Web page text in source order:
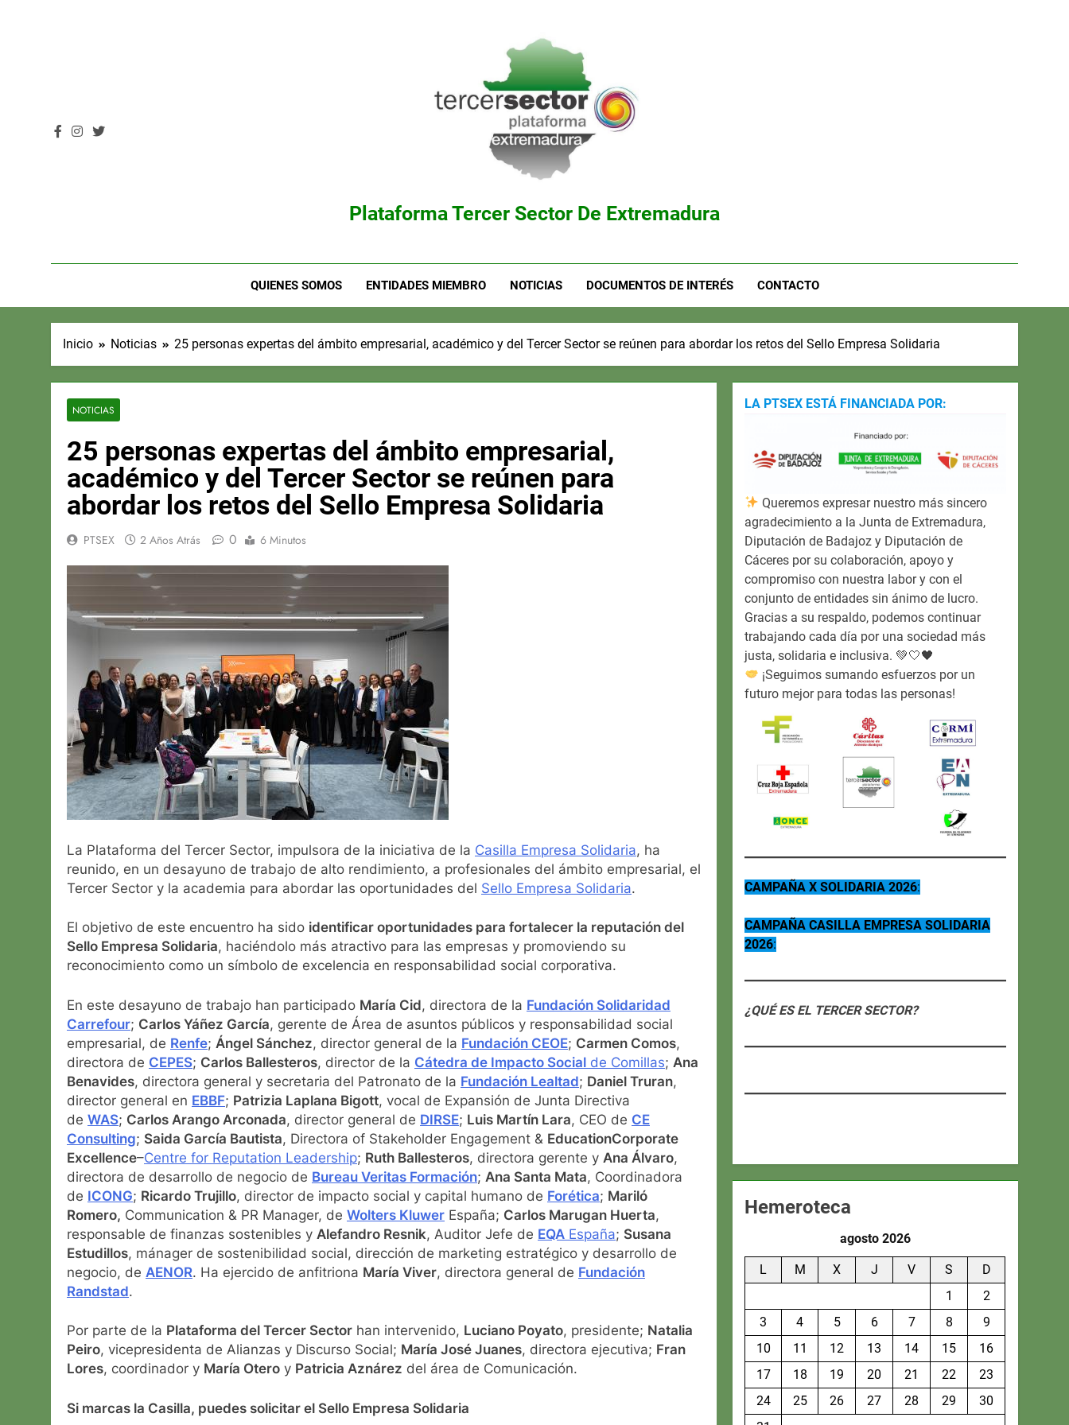
Plataforma Tercer Sector De Extremadura
QUIENES SOMOS ENTIDADES MIEMBRO NOTICIAS DOCUMENTOS DE INTERÉS CONTACTO
Inicio Noticias 25 personas expertas del ámbito empresarial, académico y del Tercer Sector se reúnen para abordar los retos del Sello Empresa Solidaria
NOTICIAS
25 personas expertas del ámbito empresarial,
académico y del Tercer Sector se reúnen para
abordar los retos del Sello Empresa Solidaria
PTSEX 2 Años Atrás 0 6 Minutos
La Plataforma del Tercer Sector, impulsora de la iniciativa de la Casilla Empresa Solidaria, ha
reunido, en un desayuno de trabajo de alto rendimiento, a profesionales del ámbito empresarial, el
Tercer Sector y la academia para abordar las oportunidades del Sello Empresa Solidaria.
El objetivo de este encuentro ha sido identificar oportunidades para fortalecer la reputación del
Sello Empresa Solidaria, haciéndolo más atractivo para las empresas y promoviendo su
reconocimiento como un símbolo de excelencia en responsabilidad social corporativa.
En este desayuno de trabajo han participado María Cid, directora de la Fundación Solidaridad
Carrefour; Carlos Yáñez García, gerente de Área de asuntos públicos y responsabilidad social
empresarial, de Renfe; Ángel Sánchez, director general de la Fundación CEOE; Carmen Comos,
directora de CEPES; Carlos Ballesteros, director de la Cátedra de Impacto Social de Comillas; Ana
Benavides, directora general y secretaria del Patronato de la Fundación Lealtad; Daniel Truran,
director general en EBBF; Patrizia Laplana Bigott, vocal de Expansión de Junta Directiva
de WAS; Carlos Arango Arconada, director general de DIRSE; Luis Martín Lara, CEO de CE
Consulting; Saida García Bautista, Directora of Stakeholder Engagement & EducationCorporate
Excellence–Centre for Reputation Leadership; Ruth Ballesteros, directora gerente y Ana Álvaro,
directora de desarrollo de negocio de Bureau Veritas Formación; Ana Santa Mata, Coordinadora
de ICONG; Ricardo Trujillo, director de impacto social y capital humano de Forética; Mariló
Romero, Communication & PR Manager, de Wolters Kluwer España; Carlos Marugan Huerta,
responsable de finanzas sostenibles y Alefandro Resnik, Auditor Jefe de EQA España; Susana
Estudillos, mánager de sostenibilidad social, dirección de marketing estratégico y desarrollo de
negocio, de AENOR. Ha ejercido de anfitriona María Viver, directora general de Fundación
Randstad.
Por parte de la Plataforma del Tercer Sector han intervenido, Luciano Poyato, presidente; Natalia
Peiro, vicepresidenta de Alianzas y Discurso Social; María José Juanes, directora ejecutiva; Fran
Lores, coordinador y María Otero y Patricia Aznárez del área de Comunicación.
Si marcas la Casilla, puedes solicitar el Sello Empresa Solidaria
LA PTSEX ESTÁ FINANCIADA POR:
Queremos expresar nuestro más sincero
agradecimiento a la Junta de Extremadura,
Diputación de Badajoz y Diputación de
Cáceres por su colaboración, apoyo y
compromiso con nuestra labor y con el
conjunto de entidades sin ánimo de lucro.
Gracias a su respaldo, podemos continuar
trabajando cada día por una sociedad más
justa, solidaria e inclusiva. 💚🤍🖤
¡Seguimos sumando esfuerzos por un
futuro mejor para todas las personas!
CAMPAÑA X SOLIDARIA 2026:
CAMPAÑA CASILLA EMPRESA SOLIDARIA
2026:
¿QUÉ ES EL TERCER SECTOR?
Hemeroteca
agosto 2026
L M X J V S
D
1
2
3
4 5 6 7 8
9
10
11 12 13 14 15
16
17
18 19 20 21 22
23
24
25 26 27 28 29
30